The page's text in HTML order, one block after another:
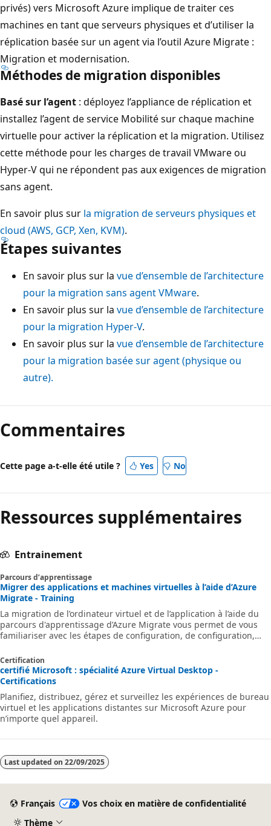
privés) vers Microsoft Azure implique de traiter ces
machines en tant que serveurs physiques et d’utiliser la
réplication basée sur un agent via l’outil Azure Migrate :
Migration et modernisation.
Méthodes de migration disponibles
Basé sur l’agent : déployez l’appliance de réplication et
installez l’agent de service Mobilité sur chaque machine
virtuelle pour activer la réplication et la migration. Utilisez
cette méthode pour les charges de travail VMware ou
Hyper-V qui ne répondent pas aux exigences de migration
sans agent.
En savoir plus sur la migration de serveurs physiques et
cloud (AWS, GCP, Xen, KVM).
Étapes suivantes
En savoir plus sur la vue d’ensemble de l’architecture
pour la migration sans agent VMware.
En savoir plus sur la vue d’ensemble de l’architecture
pour la migration Hyper-V.
En savoir plus sur la vue d’ensemble de l’architecture
pour la migration basée sur agent (physique ou
autre).
Commentaires
Cette page a-t-elle été utile ? Yes No
Ressources supplémentaires
Entrainement
Parcours d’apprentissage
Migrer des applications et machines virtuelles à l’aide d’Azure
Migrate - Training
La migration de l’ordinateur virtuel et de l’application à l’aide du
parcours d'apprentissage d’Azure Migrate vous permet de vous
familiariser avec les étapes de configuration, de configuration,
des bases de données, des applications et des ordinateurs de
bureau virtuels depuis l’environnement local vers l’infrastructure
Azure. Azure Migrate inclut désormais des outils spécifiques à la
Certification
certifié Microsoft : spécialité Azure Virtual Desktop -
Certifications
Planifiez, distribuez, gérez et surveillez les expériences de bureau
virtuel et les applications distantes sur Microsoft Azure pour
n’importe quel appareil.
Last updated on 22/09/2025
Français
Vos choix en matière de confidentialité
Thème